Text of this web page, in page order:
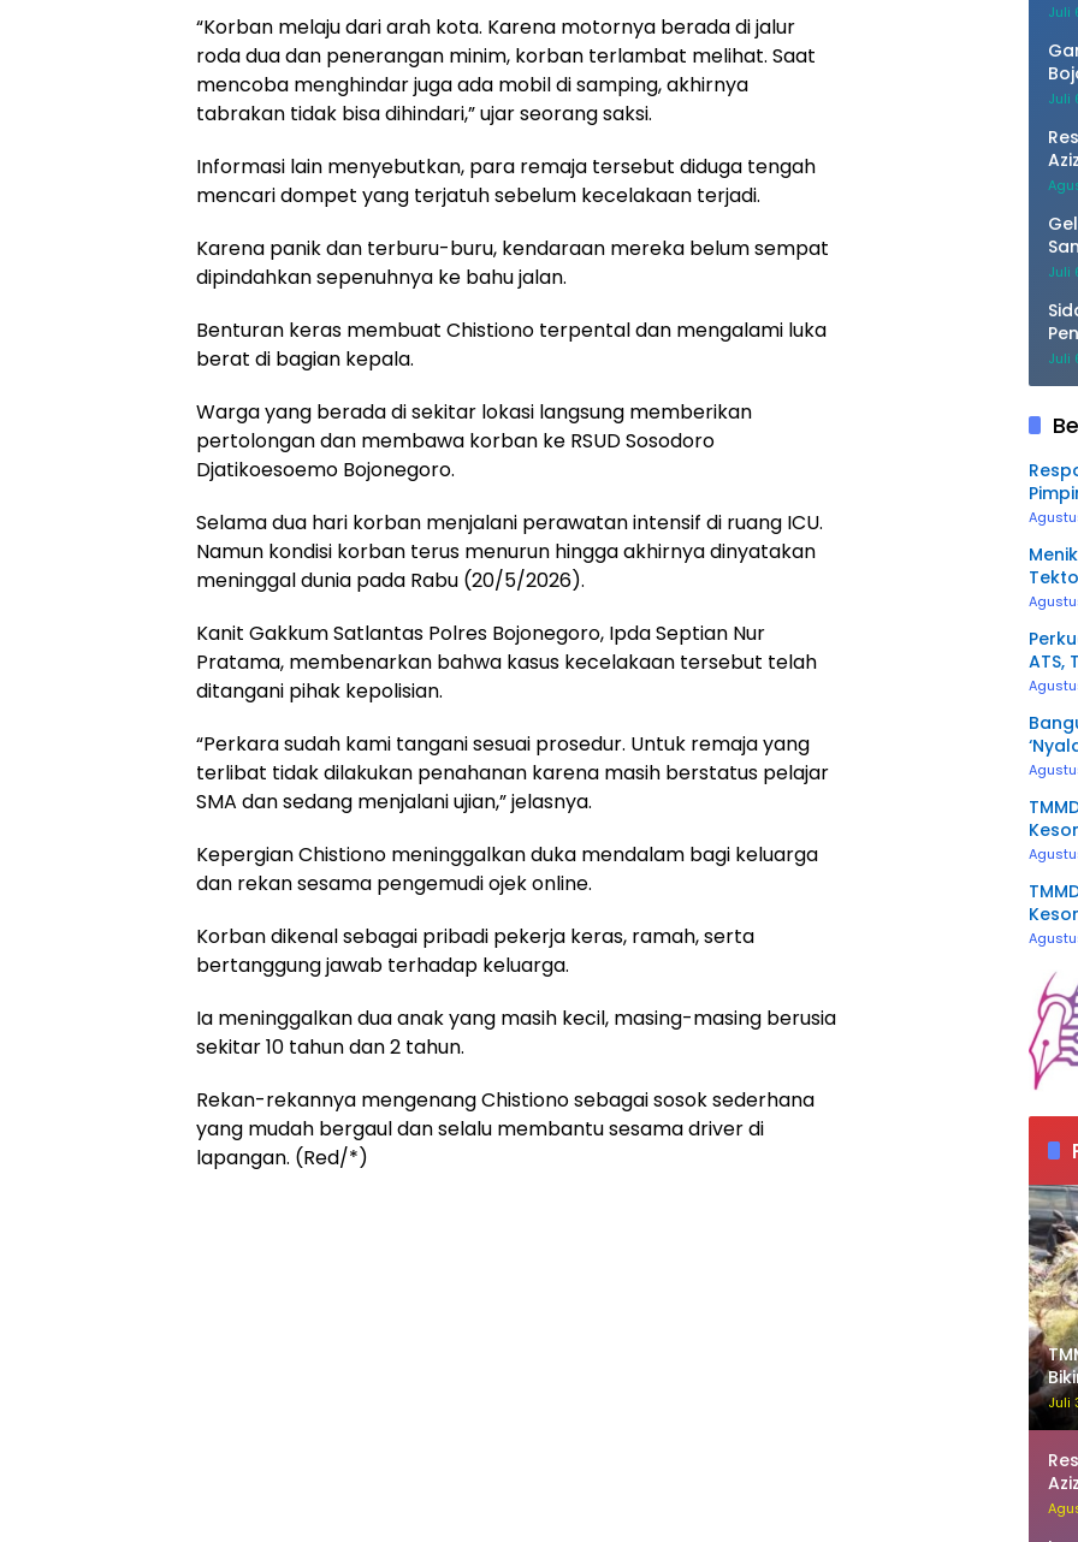
“Korban melaju dari arah kota. Karena motornya berada di jalur
roda dua dan penerangan minim, korban terlambat melihat. Saat
mencoba menghindar juga ada mobil di samping, akhirnya
tabrakan tidak bisa dihindari,” ujar seorang saksi.
Informasi lain menyebutkan, para remaja tersebut diduga tengah
mencari dompet yang terjatuh sebelum kecelakaan terjadi.
Karena panik dan terburu-buru, kendaraan mereka belum sempat
dipindahkan sepenuhnya ke bahu jalan.
Benturan keras membuat Chistiono terpental dan mengalami luka
berat di bagian kepala.
Warga yang berada di sekitar lokasi langsung memberikan
pertolongan dan membawa korban ke RSUD Sosodoro
Djatikoesoemo Bojonegoro.
Selama dua hari korban menjalani perawatan intensif di ruang ICU.
Namun kondisi korban terus menurun hingga akhirnya dinyatakan
meninggal dunia pada Rabu (20/5/2026).
Kanit Gakkum Satlantas Polres Bojonegoro, Ipda Septian Nur
Pratama, membenarkan bahwa kasus kecelakaan tersebut telah
ditangani pihak kepolisian.
“Perkara sudah kami tangani sesuai prosedur. Untuk remaja yang
terlibat tidak dilakukan penahanan karena masih berstatus pelajar
SMA dan sedang menjalani ujian,” jelasnya.
Kepergian Chistiono meninggalkan duka mendalam bagi keluarga
dan rekan sesama pengemudi ojek online.
Korban dikenal sebagai pribadi pekerja keras, ramah, serta
bertanggung jawab terhadap keluarga.
Ia meninggalkan dua anak yang masih kecil, masing-masing berusia
sekitar 10 tahun dan 2 tahun.
Rekan-rekannya mengenang Chistiono sebagai sosok sederhana
yang mudah bergaul dan selalu membantu sesama driver di
lapangan. (Red/*)
Juli
Juli
Juli
Juli
ATS,
Kerja
Juli